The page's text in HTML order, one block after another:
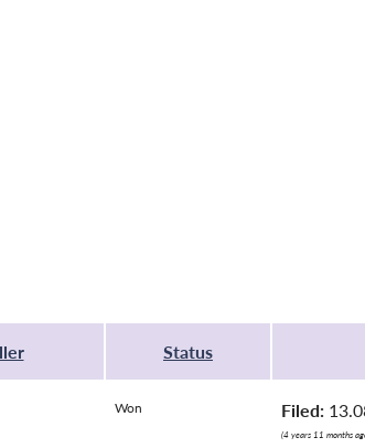
Status
Won Filed:
(4 years 11 months